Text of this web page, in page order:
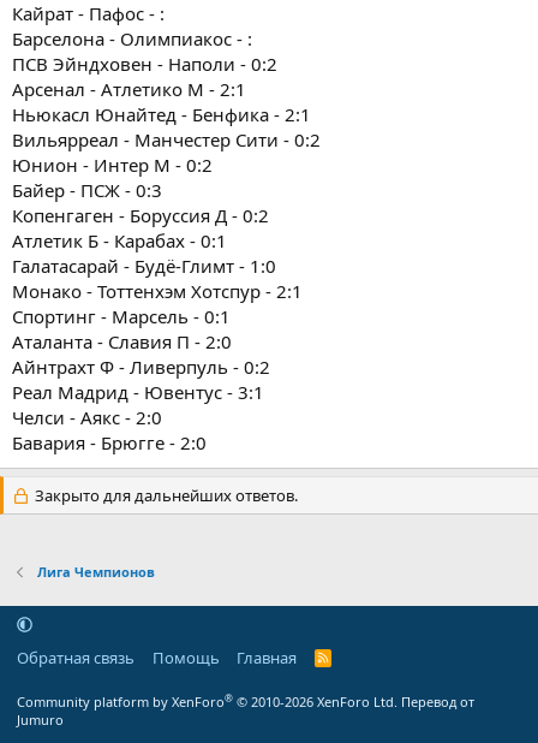
Кайрат - Пафос - :
Барселона - Олимпиакос - :
ПСВ Эйндховен - Наполи - 0:2
Арсенал - Атлетико М - 2:1
Ньюкасл Юнайтед - Бенфика - 2:1
Вильярреал - Манчестер Сити - 0:2
Юнион - Интер М - 0:2
Байер - ПСЖ - 0:3
Копенгаген - Боруссия Д - 0:2
Атлетик Б - Карабах - 0:1
Галатасарай - Будё-Глимт - 1:0
Монако - Тоттенхэм Хотспур - 2:1
Спортинг - Марсель - 0:1
Аталанта - Славия П - 2:0
Айнтрахт Ф - Ливерпуль - 0:2
Реал Мадрид - Ювентус - 3:1
Челси - Аякс - 2:0
Бавария - Брюгге - 2:0
Закрыто для дальнейших ответов.
Лига Чемпионов
Обратная связь Помощь Главная
R
Community platform by XenForo® © 2010-2026 XenForo Ltd. Перевод от
Jumuro